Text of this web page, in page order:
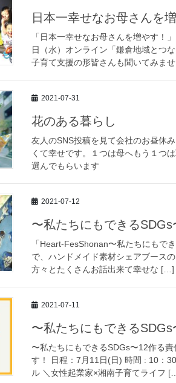
日本一幸せなお母さんを増
「日本一幸せなお母さんを増やす！
日（水）オンライン「鎌倉地域とつ
子育て支援の形皆さんも聞いてみませ
2021-07-31
花のある暮らし
友人のSNS投稿を見て会社のお昼休
くて幸せです。１つは母へもう１つ
選んでもらいます
2021-07-12
〜私たちにもできるSDGs
「Heart-FesShonan〜私たちにもで
で、ハンドメイド素材シェアブース
方々とたくさんお話出来て幸せな […]
2021-07-11
〜私たちにもできるSDGs
〜私たちにもできるSDGs〜12作る
す！ 日程：7月11日(日) 時間 : 10：
ル ＼女性起業家×湘南子育てライフ